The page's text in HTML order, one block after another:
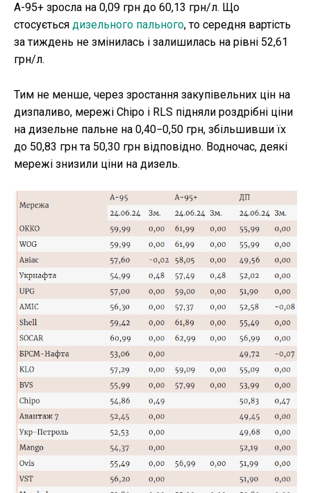
А-95+ зросла на 0,09 грн до 60,13 грн/л. Що
стосується дизельного пального, то середня вартість
за тиждень не змінилась і залишилась на рівні 52,61
грн/л.
Тим не менше, через зростання закупівельних цін на
дизпаливо, мережі Chipo і RLS підняли роздрібні ціни
на дизельне пальне на 0,40−0,50 грн, збільшивши їх
до 50,83 грн та 50,30 грн відповідно. Водночас, деякі
мережі знизили ціни на дизель.